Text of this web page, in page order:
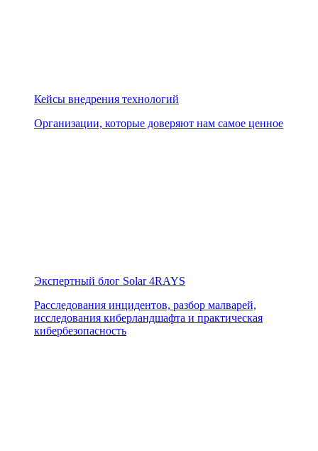
Кейсы внедрения технологий
Организации, которые доверяют нам самое ценное
Экспертный блог Solar 4RAYS
Расследования инцидентов, разбор малварей,
исследования киберландшафта и практическая
кибербезопасность